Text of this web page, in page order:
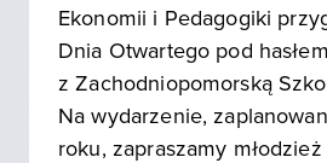
Ekonomii i Pedagogiki
Dnia Otwartego pod
z Zachodniopomorską
Na wydarzenie,
roku, zapraszamy młodzież